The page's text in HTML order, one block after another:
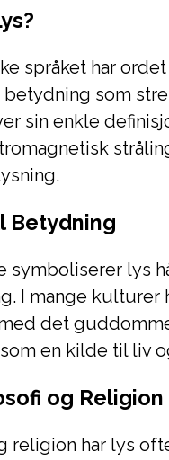
språket har
som
sin enkle
Betydning
symboliserer lys
I mange kulturer
det
en kilde til liv
og Religion
religion har lys